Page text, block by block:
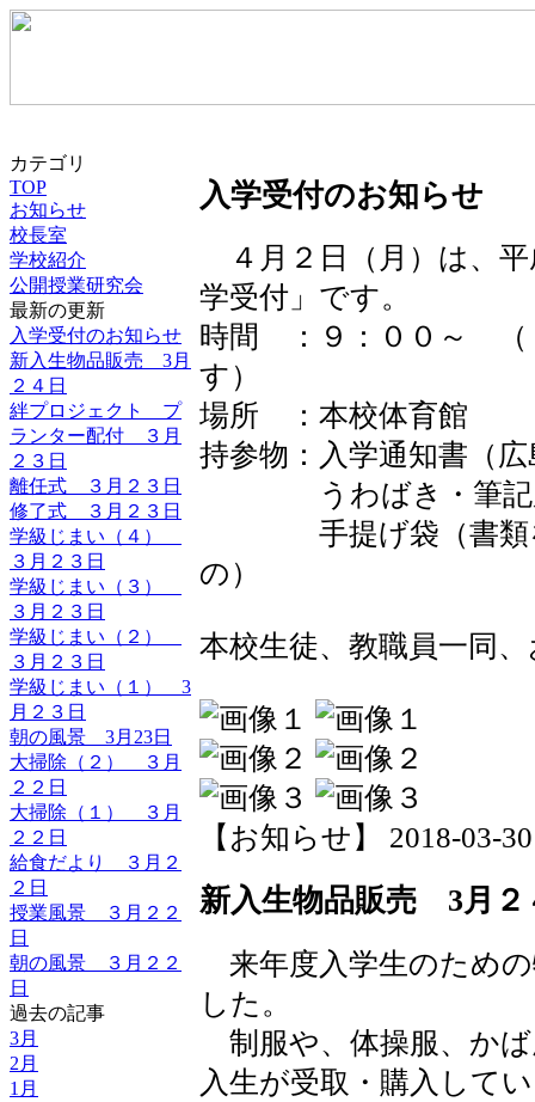
カテゴリ
TOP
お知らせ
校長室
学校紹介
公開授業研究会
最新の更新
入学受付のお知らせ
新入生物品販売 3月
２４日
絆プロジェクト プ
ランター配付 ３月
２３日
離任式 ３月２３日
修了式 ３月２３日
学級じまい（４）
３月２３日
学級じまい（３）
３月２３日
学級じまい（２）
３月２３日
学級じまい（１） 3
月２３日
朝の風景 3月23日
大掃除（２） ３月
２２日
大掃除（１） ３月
２２日
給食だより ３月２
２日
授業風景 ３月２２
日
朝の風景 ３月２２
日
過去の記事
3月
2月
1月
入学受付のお知らせ
４月２日（月）は、平
学受付」です。
時間 ：９：００～ （
す）
場所 ：本校体育館
持参物：入学通知書（
うわばき・筆記
手提げ袋（書類を
の）
本校生徒、教職員一同
【お知らせ】 2018-03-
新入生物品販売 3月２
来年度入学生のため
した。
制服や、体操服、か
入生が受取・購入して